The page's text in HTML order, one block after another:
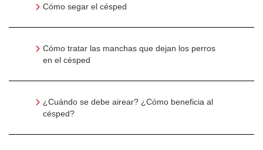
Cómo segar el césped
Cómo tratar las manchas que dejan los perros
en el césped
¿Cuándo se debe airear? ¿Cómo beneficia al
césped?